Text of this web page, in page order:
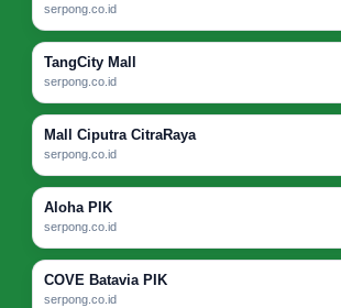
serpong.co.id
TangCity Mall
serpong.co.id
Mall Ciputra CitraRaya
serpong.co.id
Aloha PIK
serpong.co.id
COVE Batavia PIK
serpong.co.id